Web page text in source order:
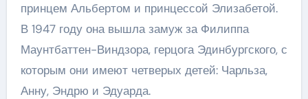
принцем Альбертом и принцессой Элизабетой.
В 1947 году она вышла замуж за Филиппа
Маунтбаттен-Виндзора, герцога Эдинбургского, с
которым они имеют четверых детей: Чарльза,
Анну, Эндрю и Эдуарда.